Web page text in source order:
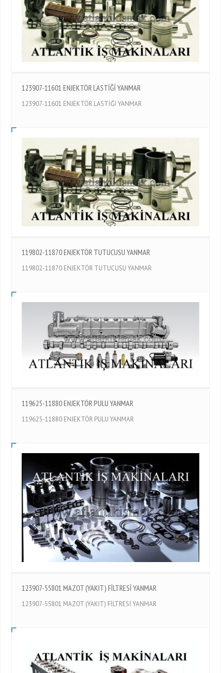
123907-11601 ENJEKTÖR LASTİĞİ YANMAR
123907-11601 ENJEKTÖR LASTİĞİ YANMAR
119802-11870 ENJEKTÖR TUTUCUSU YANMAR
119802-11870 ENJEKTÖR TUTUCUSU YANMAR
119625-11880 ENJEKTÖR PULU YANMAR
119625-11880 ENJEKTÖR PULU YANMAR
123907-55801 MAZOT (YAKIT) FİLTRESİ YANMAR
123907-55801 MAZOT (YAKIT) FİLTRESİ YANMAR